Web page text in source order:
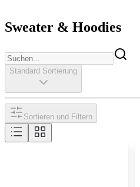
Sweater & Hoodies
Standard Sortierung
Sortieren und Filtern